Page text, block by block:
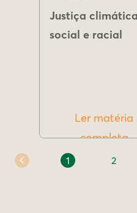
Justiça
social e racial
Ler matéria
completa
1 2